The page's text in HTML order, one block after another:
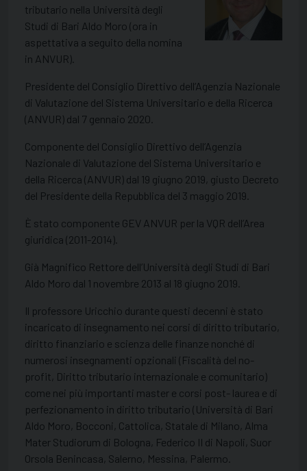
tributario nella Università degli
Studi di Bari Aldo Moro (ora in
aspettativa a seguito della nomina
in ANVUR).
Presidente del Consiglio Direttivo dell’Agenzia Nazionale
di Valutazione del Sistema Universitario e della Ricerca
(ANVUR) dal 7 gennaio 2020
Componente del Consiglio Direttivo dell’Agenzia
Nazionale di Valutazione del Sistema Universitario e
della Ricerca (ANVUR) dal 19 giugno 2019 , giusto Decreto
del Presidente della Repubblica del 3 maggio 2019
È stato componente GEV ANVUR per la VQR dell’Area
giuridica (2011-2014).
Già Magnifico Rettore dell’Università degli Studi di Bari
Aldo Moro dal 1 novembre 2013 al 18 giugno 2019
Il professore Uricchio durante questi decenni è stato
incaricato di insegnamento nei corsi di diritto tributario,
diritto finanziario e scienza delle finanze nonché di
numerosi insegnamenti opzionali (Fiscalità del no-
profit, Diritto tributario internazionale e comunitario)
come nei più importanti master e corsi post- laurea e di
perfezionamento in diritto tributario (Università di Bari
Aldo Moro, Bocconi, Cattolica, Statale di Milano, Alma
Mater Studiorum di Bologna, Federico II di Napoli, Suor
Orsola Benincasa, Salerno, Messina, Palermo.